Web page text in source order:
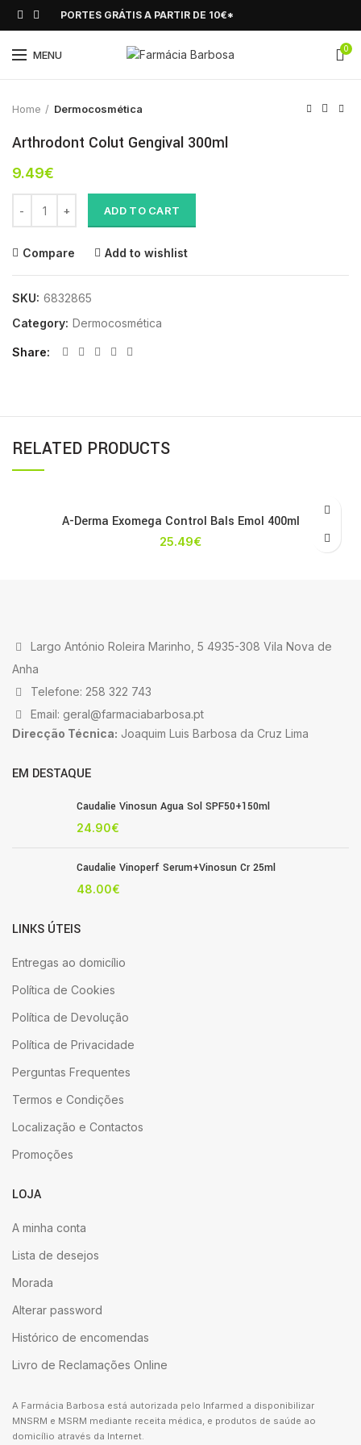
PORTES GRÁTIS A PARTIR DE 10€*
MENU 0
Click to enlarge
Home Dermocosmética
Arthrodont Colut Gengival 300ml
9.49€
ADD TO CART
Compare Add to wishlist
SKU: 6832865
Category: Dermocosmética
Share
RELATED PRODUCTS
A-Derma Exomega Control Bals Emol 400ml
25.49€
Largo António Roleira Marinho, 5 4935-308 Vila Nova de
Anha
Telefone: 258 322 743
Email: geral@farmaciabarbosa.pt
Direcção Técnica: Joaquim Luis Barbosa da Cruz Lima
EM DESTAQUE
Caudalie Vinosun Agua Sol SPF50+150ml
24.90€
Caudalie Vinoperf Serum+Vinosun Cr 25ml
48.00€
LINKS ÚTEIS
Entregas ao domicílio
Política de Cookies
Política de Devolução
Política de Privacidade
Perguntas Frequentes
Termos e Condições
Localização e Contactos
Promoções
LOJA
A minha conta
Lista de desejos
Morada
Alterar password
Histórico de encomendas
Livro de Reclamações Online
A Farmácia Barbosa está autorizada pelo Infarmed a disponibilizar
MNSRM e MSRM mediante receita médica, e produtos de saúde ao
domicílio através da Internet.